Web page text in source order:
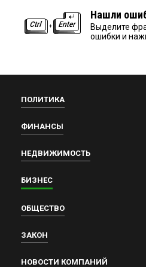
Нашли
Выделите
ошибки и
ПОЛИТИКА
ФИНАНСЫ
НЕДВИЖИМОСТЬ
БИЗНЕС
ОБЩЕСТВО
ЗАКОН
НОВОСТИ КОМПАНИЙ